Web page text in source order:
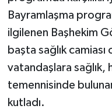
Bayramlaşma
ilgilenen Başhekim
başta sağlık
vatandaşlara sağlık,
temennisinde
kutladı.